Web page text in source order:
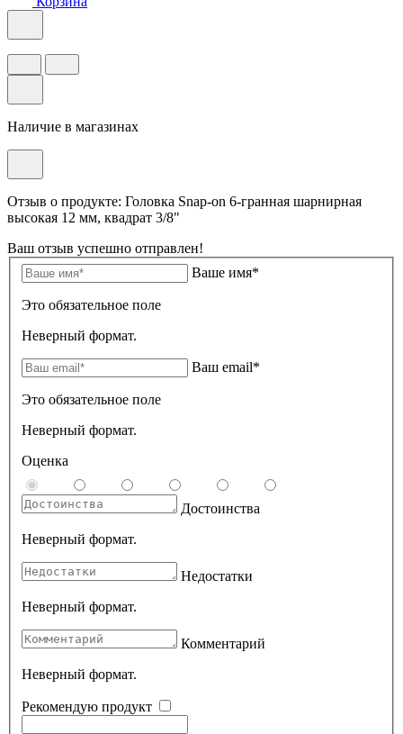
Наличие в магазинах
Отзыв о продукте: Головка Snap-on 6-гранная шарнирная
высокая 12 мм, квадрат 3/8"
Ваш отзыв успешно отправлен!
Ваше имя*
Это обязательное поле
Неверный формат.
Ваш email*
Это обязательное поле
Неверный формат.
Оценка
Достоинства
Неверный формат.
Недостатки
Неверный формат.
Комментарий
Неверный формат.
Рекомендую продукт